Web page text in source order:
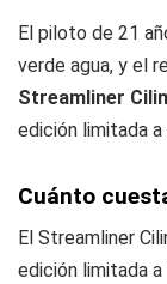
El piloto de 21
verde agua, y el
Streamliner
edición limitada a
Cuánto
El Streamliner
edición limitada